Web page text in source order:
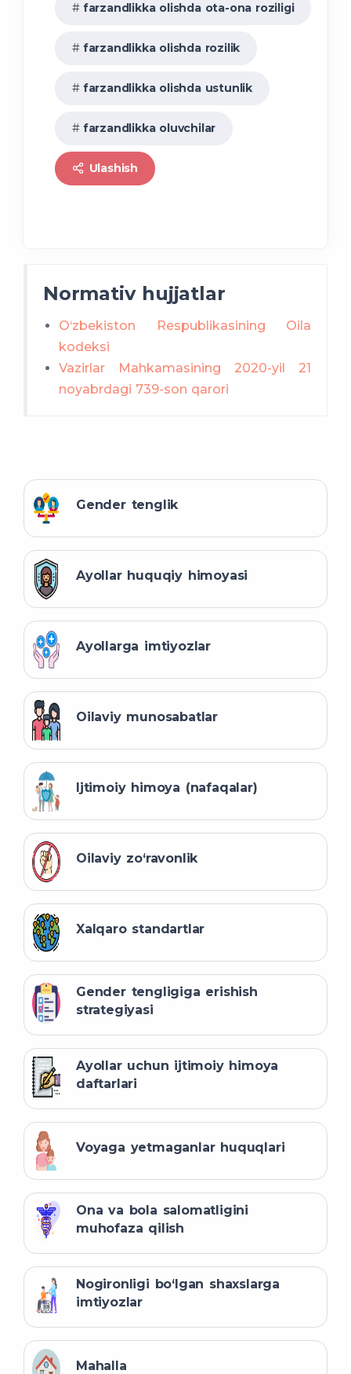
farzandlikka olishda ota-ona roziligi
farzandlikka olishda rozilik
farzandlikka olishda ustunlik
farzandlikka oluvchilar
Ulashish
Normativ hujjatlar
O‘zbekiston Respublikasining Oila
kodeksi
Vazirlar Mahkamasining 2020-yil 21
noyabrdagi 739-son qarori
Gender tenglik
Ayollar huquqiy himoyasi
Ayollarga imtiyozlar
Oilaviy munosabatlar
Ijtimoiy himoya (nafaqalar)
Oilaviy zo‘ravonlik
Xalqaro standartlar
Gender tengligiga erishish
strategiyasi
Ayollar uchun ijtimoiy himoya
daftarlari
Voyaga yetmaganlar huquqlari
Ona va bola salomatligini
muhofaza qilish
Nogironligi bo‘lgan shaxslarga
imtiyozlar
Mahalla